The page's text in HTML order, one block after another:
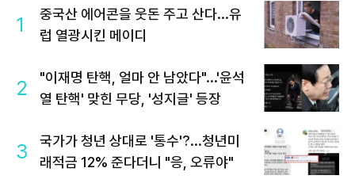
1
중국산 에어콘을 웃돈 주고 산다...유
럽 열광시킨 메이디
2
"이재명 탄핵, 얼마 안 남았다"...'윤석
열 탄핵' 맞힌 무당, '성지글' 등장
3
국가가 청년 상대로 '통수'?...청년미
래적금 12% 준다더니 "응, 오류야"